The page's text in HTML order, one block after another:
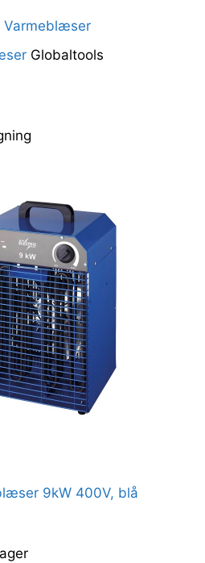
Globaltools
9kW 400V, blå